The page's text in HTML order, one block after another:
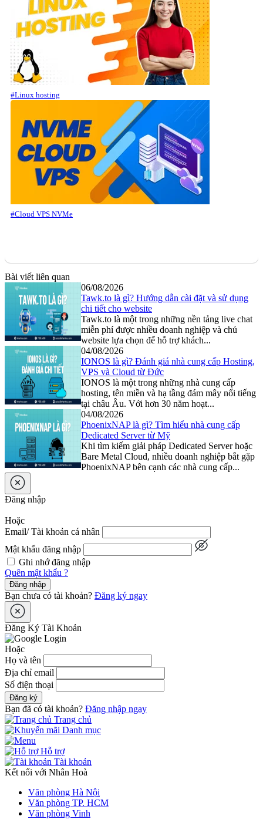
#Linux hosting
#Cloud VPS NVMe
Bài viết liên quan
06/08/2026
Tawk.to là gì? Hướng dẫn cài đặt và sử dụng
chi tiết cho website
Tawk.to là một trong những nền tảng live chat
miễn phí được nhiều doanh nghiệp và chủ
website lựa chọn để hỗ trợ khách...
04/08/2026
IONOS là gì? Đánh giá nhà cung cấp Hosting,
VPS và Cloud từ Đức
IONOS là một trong những nhà cung cấp
hosting, tên miền và hạ tầng đám mây nổi tiếng
tại châu Âu. Với hơn 30 năm hoạt...
04/08/2026
PhoenixNAP là gì? Tìm hiểu nhà cung cấp
Dedicated Server từ Mỹ
Khi tìm kiếm giải pháp Dedicated Server hoặc
Bare Metal Cloud, nhiều doanh nghiệp bắt gặp
PhoenixNAP bên cạnh các nhà cung cấp...
Đăng nhập
Hoặc
Email/ Tài khoản cá nhân
Mật khẩu đăng nhập
Ghi nhớ đăng nhập
Quên mật khẩu ?
Đăng nhập
Bạn chưa có tài khoản? Đăng ký ngay
Đăng Ký Tài Khoản
Hoặc
Họ và tên
Địa chỉ email
Số điện thoại
Đăng ký
Bạn đã có tài khoản? Đăng nhập ngay
Trang chủ
Danh mục
Hỗ trợ
Tài khoản
Kết nối với Nhân Hoà
Văn phòng Hà Nội
Văn phòng TP. HCM
Văn phòng Vinh